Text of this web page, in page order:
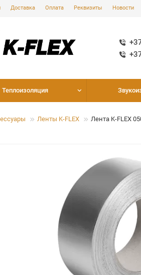
Доставка Оплата Реквизиты Новости
Теплоизоляция
Ленты K-FLEX Лента K-FLEX